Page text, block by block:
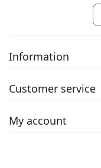
Information
Customer service
My account